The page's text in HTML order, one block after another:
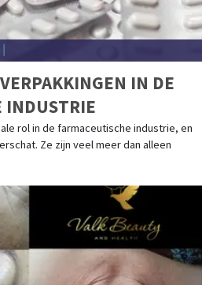
IN DE
INDUSTRIE
rol in de farmaceutische industrie, en
Ze zijn veel meer dan alleen